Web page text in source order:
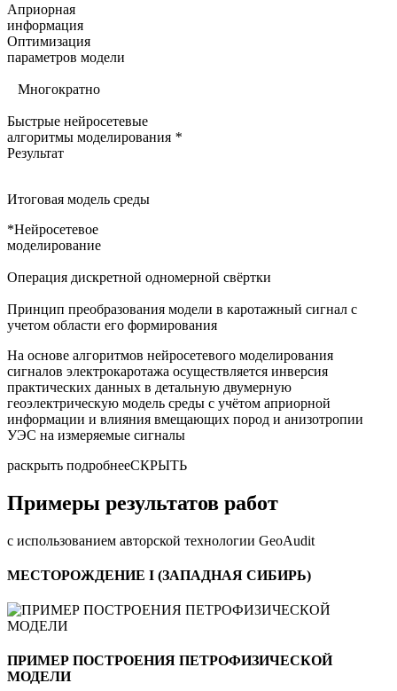
Априорная
информация
Оптимизация
параметров модели
Многократно
Быстрые нейросетевые
алгоритмы моделирования *
Результат
Итоговая модель среды
*Нейросетевое
моделирование
Операция дискретной одномерной свёртки
Принцип преобразования модели в каротажный сигнал с
учетом области его формирования
На основе алгоритмов нейросетевого моделирования
сигналов электрокаротажа осуществляется инверсия
практических данных в детальную двумерную
геоэлектрическую модель среды с учётом априорной
информации и влияния вмещающих пород и анизотропии
УЭС на измеряемые сигналы
раскрыть подробнееСКРЫТЬ
Примеры результатов работ
с использованием авторской технологии GeoAudit
МЕСТОРОЖДЕНИЕ I (ЗАПАДНАЯ СИБИРЬ)
ПРИМЕР ПОСТРОЕНИЯ ПЕТРОФИЗИЧЕСКОЙ
МОДЕЛИ